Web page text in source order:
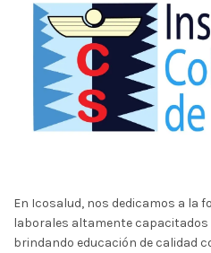
En Icosalud, nos dedicamos a la
laborales altamente capacitados
brindando educación de calidad